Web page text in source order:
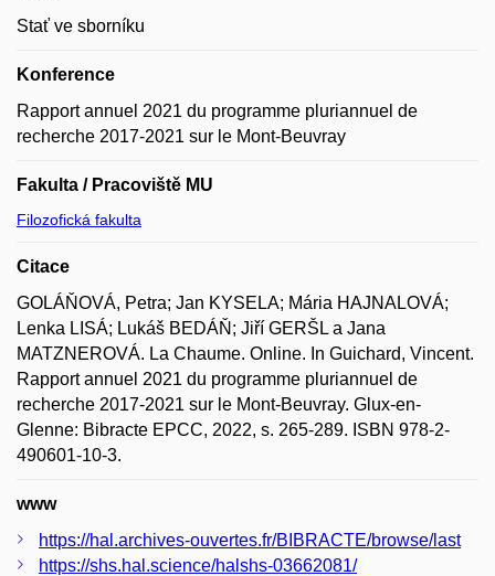
Stať ve sborníku
Konference
Rapport annuel 2021 du programme pluriannuel de
recherche 2017-2021 sur le Mont-Beuvray
Fakulta / Pracoviště MU
Filozofická fakulta
Citace
GOLÁŇOVÁ, Petra; Jan KYSELA; Mária HAJNALOVÁ;
Lenka LISÁ; Lukáš BEDÁŇ; Jiří GERŠL a Jana
MATZNEROVÁ. La Chaume. Online. In Guichard, Vincent.
Rapport annuel 2021 du programme pluriannuel de
recherche 2017-2021 sur le Mont-Beuvray. Glux-en-
Glenne: Bibracte EPCC, 2022, s. 265-289. ISBN 978-2-
490601-10-3.
www
https://hal.archives-ouvertes.fr/BIBRACTE/browse/last
https://shs.hal.science/halshs-03662081/